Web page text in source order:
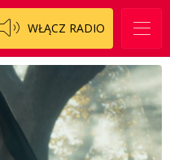
WŁĄCZ RADIO